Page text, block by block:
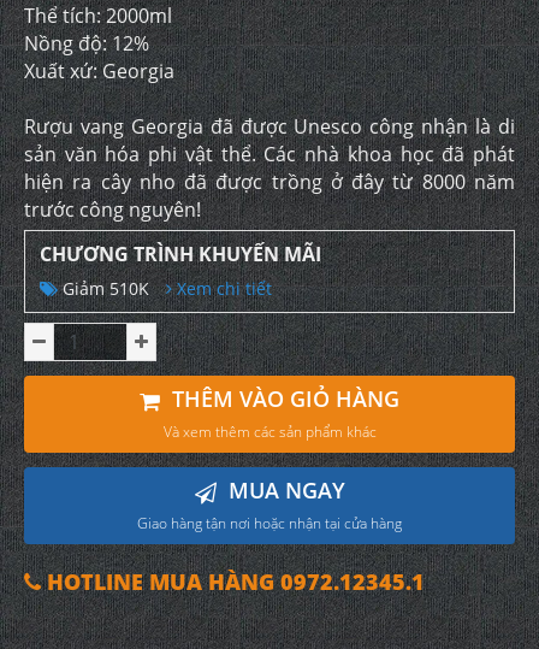
Thể tích: 2000ml
Nồng độ: 12%
Xuất xứ: Georgia
Rượu vang Georgia đã được Unesco công nhận là di
sản văn hóa phi vật thể. Các nhà khoa học đã phát
hiện ra cây nho đã được trồng ở đây từ 8000 năm
trước công nguyên!
CHƯƠNG TRÌNH KHUYẾN MÃI
Giảm 510K Xem chi tiết
THÊM VÀO GIỎ HÀNG
Và xem thêm các sản phẩm khác
MUA NGAY
Giao hàng tận nơi hoặc nhận tại cửa hàng
HOTLINE MUA HÀNG 0972.12345.1